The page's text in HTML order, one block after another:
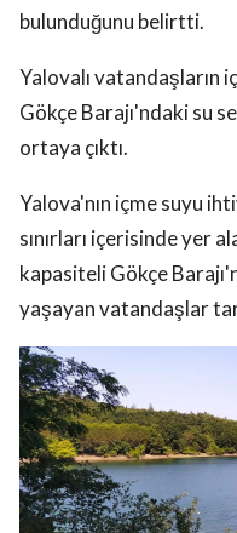
bulunduğunu belirtti.
Yalovalı vatandaşların
Gökçe Barajı'ndaki su
ortaya çıktı.
Yalova'nın içme suyu
sınırları içerisinde yer
kapasiteli Gökçe
yaşayan vatandaşlar